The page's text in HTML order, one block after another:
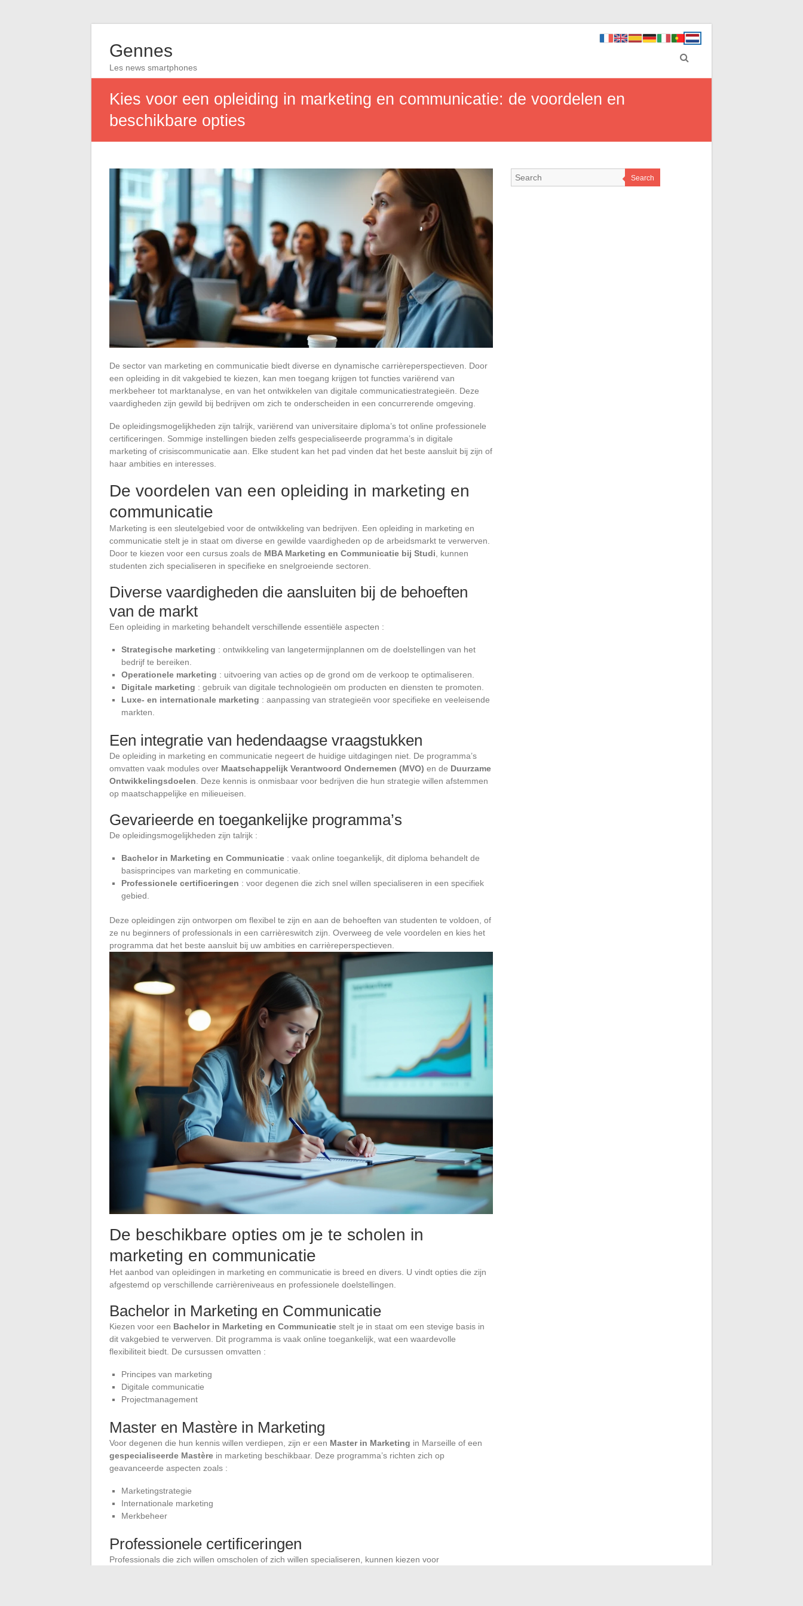
Gennes
Les news smartphones
Kies voor een opleiding in marketing en communicatie: de voordelen en
beschikbare opties
De sector van marketing en communicatie biedt diverse en dynamische carrièreperspectieven. Door
een opleiding in dit vakgebied te kiezen, kan men toegang krijgen tot functies variërend van
merkbeheer tot marktanalyse, en van het ontwikkelen van digitale communicatiestrategieën. Deze
vaardigheden zijn gewild bij bedrijven om zich te onderscheiden in een concurrerende omgeving.
De opleidingsmogelijkheden zijn talrijk, variërend van universitaire diploma’s tot online professionele
certificeringen. Sommige instellingen bieden zelfs gespecialiseerde programma’s in digitale
marketing of crisiscommunicatie aan. Elke student kan het pad vinden dat het beste aansluit bij zijn of
haar ambities en interesses.
De voordelen van een opleiding in marketing en
communicatie
Marketing is een sleutelgebied voor de ontwikkeling van bedrijven. Een opleiding in marketing en
communicatie stelt je in staat om diverse en gewilde vaardigheden op de arbeidsmarkt te verwerven.
Door te kiezen voor een cursus zoals de MBA Marketing en Communicatie bij Studi , kunnen
studenten zich specialiseren in specifieke en snelgroeiende sectoren.
Diverse vaardigheden die aansluiten bij de behoeften
van de markt
Een opleiding in marketing behandelt verschillende essentiële aspecten :
Strategische marketing : ontwikkeling van langetermijnplannen om de doelstellingen van het
bedrijf te bereiken.
Operationele marketing : uitvoering van acties op de grond om de verkoop te optimaliseren.
Digitale marketing : gebruik van digitale technologieën om producten en diensten te promoten.
Luxe- en internationale marketing : aanpassing van strategieën voor specifieke en veeleisende
markten.
Een integratie van hedendaagse vraagstukken
De opleiding in marketing en communicatie negeert de huidige uitdagingen niet. De programma’s
omvatten vaak modules over Maatschappelijk Verantwoord Ondernemen (MVO) en de Duurzame
Ontwikkelingsdoelen . Deze kennis is onmisbaar voor bedrijven die hun strategie willen afstemmen
op maatschappelijke en milieueisen.
Gevarieerde en toegankelijke programma’s
De opleidingsmogelijkheden zijn talrijk :
Bachelor in Marketing en Communicatie : vaak online toegankelijk, dit diploma behandelt de
basisprincipes van marketing en communicatie.
Professionele certificeringen : voor degenen die zich snel willen specialiseren in een specifiek
gebied.
Deze opleidingen zijn ontworpen om flexibel te zijn en aan de behoeften van studenten te voldoen, of
ze nu beginners of professionals in een carrièreswitch zijn. Overweeg de vele voordelen en kies het
programma dat het beste aansluit bij uw ambities en carrièreperspectieven.
De beschikbare opties om je te scholen in
marketing en communicatie
Het aanbod van opleidingen in marketing en communicatie is breed en divers. U vindt opties die zijn
afgestemd op verschillende carrièreniveaus en professionele doelstellingen.
Bachelor in Marketing en Communicatie
Kiezen voor een Bachelor in Marketing en Communicatie stelt je in staat om een stevige basis in
dit vakgebied te verwerven. Dit programma is vaak online toegankelijk, wat een waardevolle
flexibiliteit biedt. De cursussen omvatten :
Principes van marketing
Digitale communicatie
Projectmanagement
Master en Mastère in Marketing
Voor degenen die hun kennis willen verdiepen, zijn er een Master in Marketing in Marseille of een
gespecialiseerde Mastère in marketing beschikbaar. Deze programma’s richten zich op
geavanceerde aspecten zoals :
Marketingstrategie
Internationale marketing
Merkbeheer
Professionele certificeringen
Professionals die zich willen omscholen of zich willen specialiseren, kunnen kiezen voor
Search